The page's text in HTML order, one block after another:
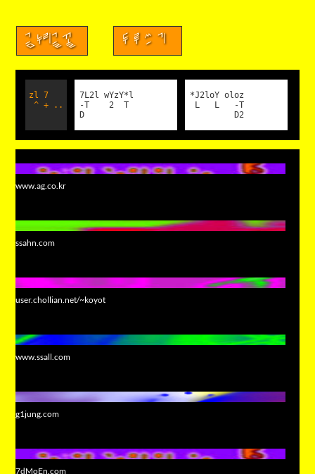
금누리글꼴 두루쓰기
zl 7
^ + ..
7L2l wYzY*l
-T 2 T
D
*J2loY oloz
L L -T
D2
www.ag.co.kr
ssahn.com
user.chollian.net/~koyot
www.ssall.com
g1jung.com
7dMoEn.com